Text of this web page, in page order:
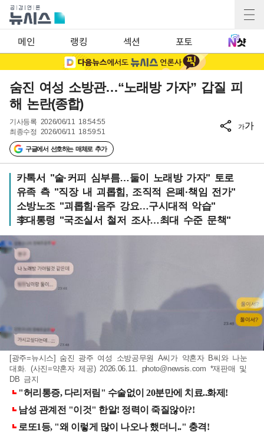
메인 랭킹 섹션 포토
숨진 여성 소방관…“노래방 가자” 갑질 피
해 논란(종합)
기사등록 2026/06/11 18:54:55
최종수정 2026/06/11 18:59:51
구글에서 선호하는 매체로 추가
가가
카톡서 "술·커피 심부름…둘이 노래방 가자" 토로
유족 측 "직장 내 괴롭힘, 조직적 은폐·책임 전가"
소방노조 "괴롭힘·음주 강요…구시대적 악습"
李대통령 "국조실서 철저 조사…최대 수준 문책"
[광주=뉴시스] 숨진 광주 여성 소방공무원 A씨가 약혼자 B씨와 나눈
대화. (사진=약혼자 제공) 2026.06.11. photo@newsis.com *재판매 및
DB 금지